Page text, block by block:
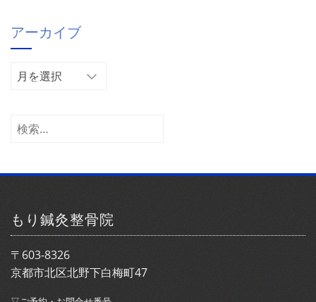
リ
ー
アーカイブ
ア
イ
検
もり鍼灸整骨院
〒603-8326
京都市北区北野下白梅町47